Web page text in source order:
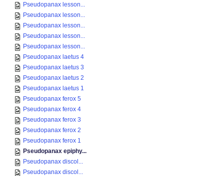
Pseudopanax lesson...
Pseudopanax lesson...
Pseudopanax lesson...
Pseudopanax lesson...
Pseudopanax lesson...
Pseudopanax laetus 4
Pseudopanax laetus 3
Pseudopanax laetus 2
Pseudopanax laetus 1
Pseudopanax ferox 5
Pseudopanax ferox 4
Pseudopanax ferox 3
Pseudopanax ferox 2
Pseudopanax ferox 1
Pseudopanax epiphy...
Pseudopanax discol...
Pseudopanax discol...